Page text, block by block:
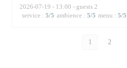
2026-07-19 - 13:00 - guests 2
service : 5/5 ambience : 5/5 menu : 5/5
1 2